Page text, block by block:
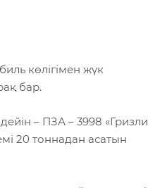
көлігімен жүк
бар.
– ПЗА – 3998
20 тоннадан асатын